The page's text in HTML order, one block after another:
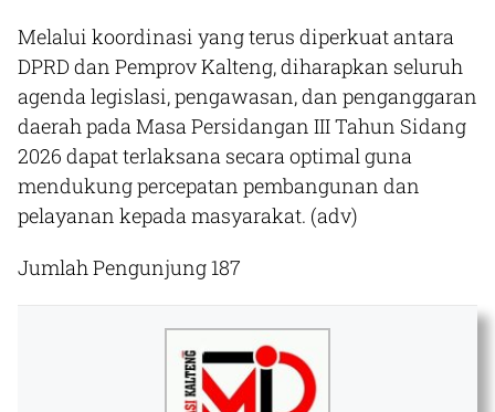
Melalui koordinasi yang terus diperkuat antara
DPRD dan Pemprov Kalteng, diharapkan seluruh
agenda legislasi, pengawasan, dan penganggaran
daerah pada Masa Persidangan III Tahun Sidang
2026 dapat terlaksana secara optimal guna
mendukung percepatan pembangunan dan
pelayanan kepada masyarakat. (adv)​
Jumlah Pengunjung187